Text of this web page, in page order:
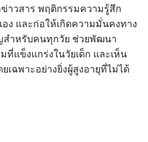
าวสาร พฤติกรรมความรู้สึก
ง และก่อให้เกิดความมั่นคงทาง
สำหรับคนทุกวัย ช่วยพัฒนา
ที่แข็งแกร่งในวัยเด็ก และเห็น
ฉพาะอย่างยิ่งผู้สูงอายุที่ไม่ได้